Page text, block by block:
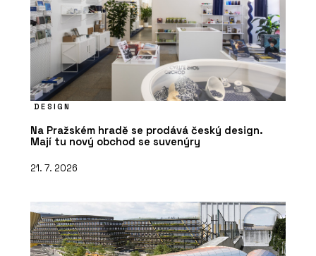
ČLÁNKY
Ve stavebnictví chybí lidé a
technologie je nenahradí. Ředitelé
HINTON o tom, co dnes hýbe stavbami
ČLÁNKY
Nový dům na starém místě. Rezidence
U Milosrdných přináší do historického
DESIGN
Na Pražském hradě se prodává český design.
Mají tu nový obchod se suvenýry
21. 7. 2026